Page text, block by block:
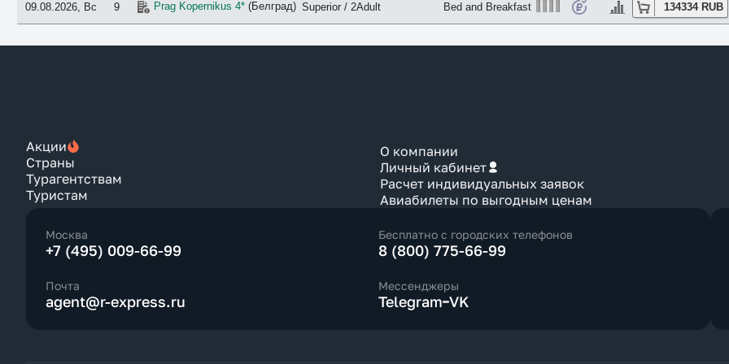
09.08.2026, Вс 9 Prag Kopernikus 4*(Белград) Superior / 2Adult Bed and Breakfast 134334 RUB
Акции
Страны
Турагентствам
Туристам
О компании
Личный кабинет
Расчет индивидуальных заявок
Авиабилеты по выгодным ценам
Москва
+7 (495) 009-66-99
Бесплатно с городских телефонов
8 (800) 775-66-99
Почта
agent@r-express.ru
Мессенджеры
Telegram VK